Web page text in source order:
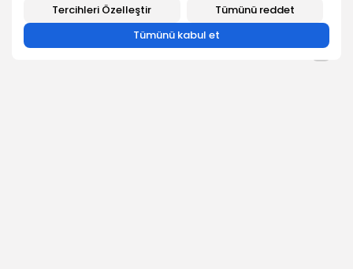
Tercihleri Özelleştir
Tümünü reddet
Tümünü kabul et